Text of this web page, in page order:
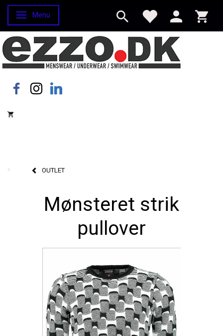
Skifte navigation
Menu
OUTLET
Mønsteret strik
pullover